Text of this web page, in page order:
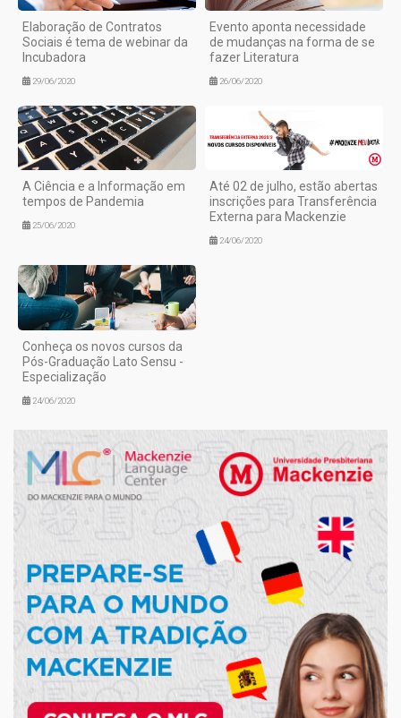
Elaboração de Contratos
Sociais é tema de webinar da
Incubadora
29/06/2020
Evento aponta necessidade
de mudanças na forma de se
fazer Literatura
26/06/2020
A Ciência e a Informação em
tempos de Pandemia
25/06/2020
Até 02 de julho, estão abertas
inscrições para Transferência
Externa para Mackenzie
24/06/2020
Conheça os novos cursos da
Pós-Graduação Lato Sensu -
Especialização
24/06/2020